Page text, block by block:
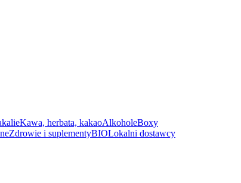
Kawa, herbata, kakaoAlkoholeBoxy
Zdrowie i suplementyBIOLokalni dostawcy